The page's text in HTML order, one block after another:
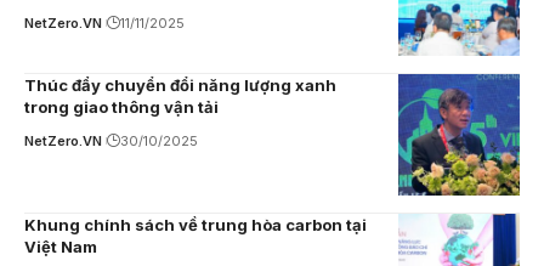
NetZero.VN 11/11/2025
Thúc đẩy chuyển đổi năng lượng xanh
trong giao thông vận tải
NetZero.VN 30/10/2025
Khung chính sách về trung hòa carbon tại
Việt Nam